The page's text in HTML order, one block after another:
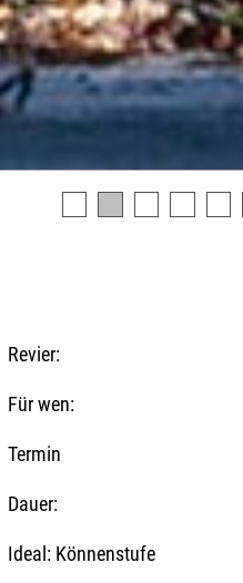
Revier:
Für wen:
Termin
Dauer:
Ideal: Könnenstufe